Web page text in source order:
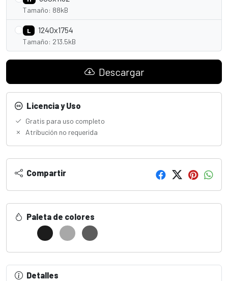
Tamaño: 88kB
L 1240x1754
Tamaño: 213.5kB
Descargar
Licencia y Uso
Gratis para uso completo
Atribución no requerida
Compartir
Paleta de colores
Detalles